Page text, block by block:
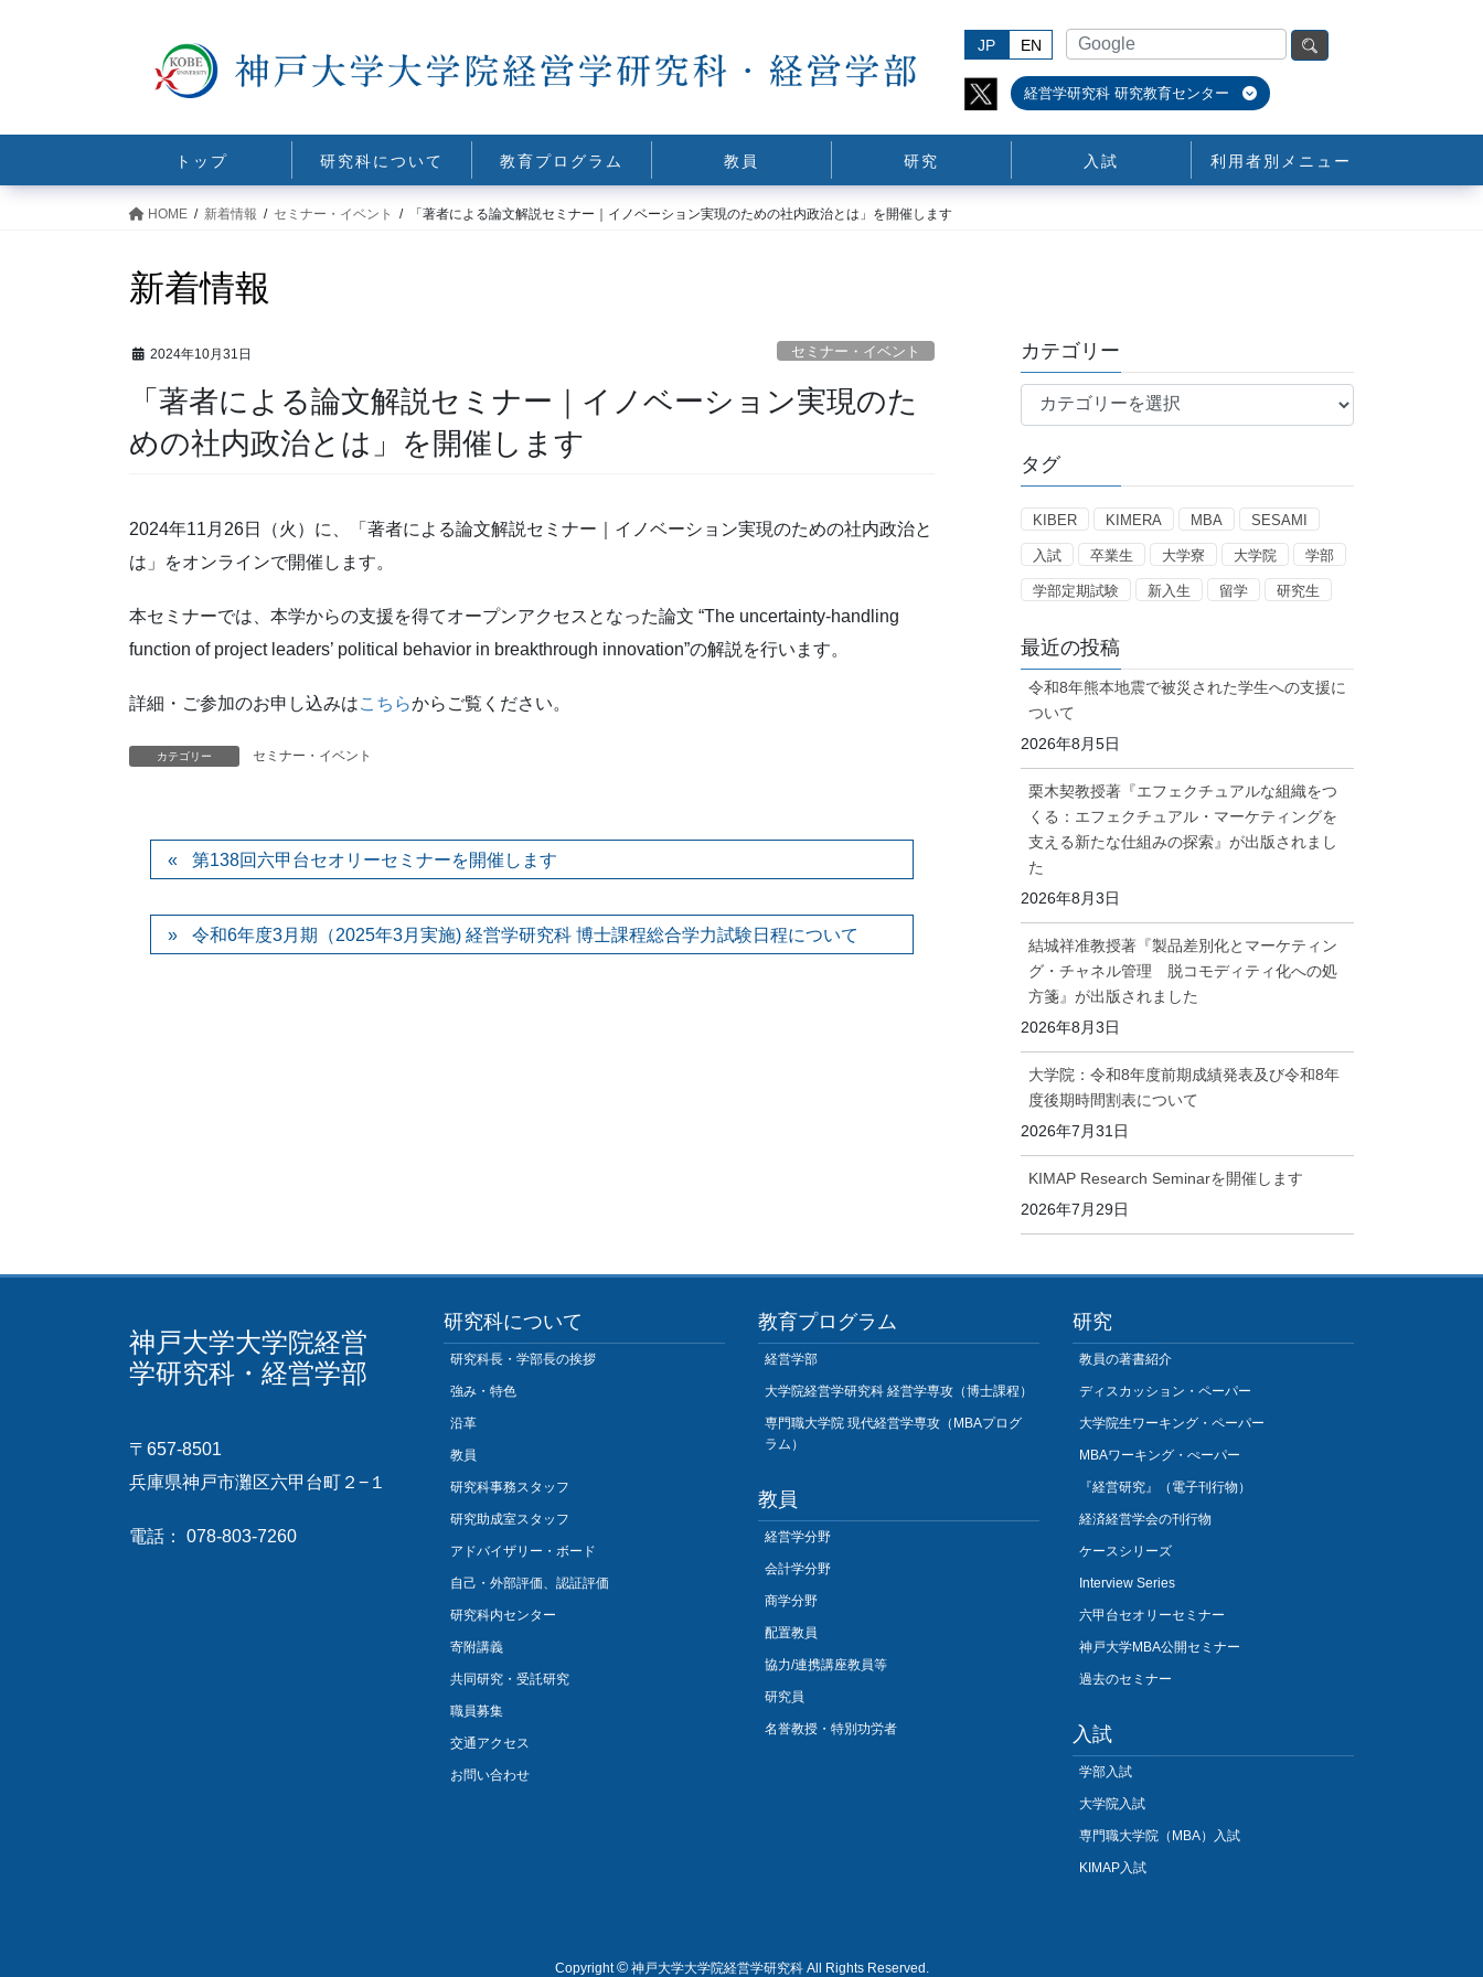
JP EN
経営学研究科 研究教育センター
トップ 研究科について 教育プログラム 教員 研究 入試 利用者別メニュー
HOME 新着情報 セミナー・イベント 「著者による論文解説セミナー｜イノベーション実現のための社内政治とは」を開催します
新着情報
2024年10月31日 セミナー・イベント
「著者による論文解説セミナー｜イノベーション実現のた
めの社内政治とは」を開催します
2024年11月26日（火）に、「著者による論文解説セミナー｜イノベーション実現のための社内政治と
は」をオンラインで開催します。
本セミナーでは、本学からの支援を得てオープンアクセスとなった論文 “The uncertainty-handling
function of project leaders’ political behavior in breakthrough innovation”の解説を行います。
詳細・ご参加のお申し込みはこちらからご覧ください。
カテゴリー セミナー・イベント
第138回六甲台セオリーセミナーを開催します
令和6年度3月期（2025年3月実施) 経営学研究科 博士課程総合学力試験日程について
カテゴリー
テ
リ
タグ
KIBER KIMERA MBA SESAMI
入試 卒業生 大学寮 大学院 学部
学部定期試験 新入生 留学 研究生
最近の投稿
令和8年熊本地震で被災された学生への支援に
ついて
2026年8月5日
栗木契教授著『エフェクチュアルな組織をつ
くる：エフェクチュアル・マーケティングを
支える新たな仕組みの探索』が出版されまし
た
2026年8月3日
結城祥准教授著『製品差別化とマーケティン
グ・チャネル管理 脱コモディティ化への処
方箋』が出版されました
2026年8月3日
大学院：令和8年度前期成績発表及び令和8年
度後期時間割表について
2026年7月31日
KIMAP Research Seminarを開催します
2026年7月29日
神戸大学大学院経営
学研究科・経営学部
〒657-8501
兵庫県神戸市灘区六甲台町２−１
電話： 078-803-7260
研究科について
研究科長・学部長の挨拶
強み・特色
沿革
教員
研究科事務スタッフ
研究助成室スタッフ
アドバイザリー・ボード
自己・外部評価、認証評価
研究科内センター
寄附講義
共同研究・受託研究
職員募集
交通アクセス
お問い合わせ
教育プログラム
経営学部
大学院経営学研究科 経営学専攻（博士課程）
専門職大学院 現代経営学専攻（MBAプログ
ラム）
教員
経営学分野
会計学分野
商学分野
配置教員
協力/連携講座教員等
研究員
名誉教授・特別功労者
研究
教員の著書紹介
ディスカッション・ペーパー
大学院生ワーキング・ペーパー
MBAワーキング・ぺーパー
『経営研究』（電子刊行物）
経済経営学会の刊行物
ケースシリーズ
Interview Series
六甲台セオリーセミナー
神戸大学MBA公開セミナー
過去のセミナー
入試
学部入試
大学院入試
専門職大学院（MBA）入試
KIMAP入試
Copyright©神戸大学大学院経営学研究科 All Rights Reserved.